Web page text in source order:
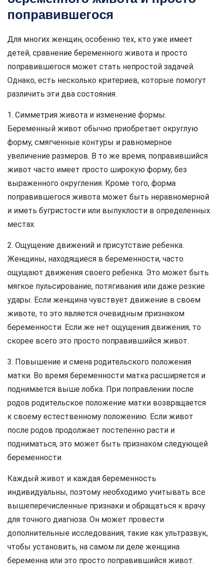
поправившегося
Для многих женщин, особенно тех, кто уже имеет
детей, сравнение беременного живота и просто
поправившегося может стать непростой задачей.
Однако, есть несколько критериев, которые помогут
различить эти два состояния.
1. Симметрия живота и изменение формы.
Беременный живот обычно приобретает округлую
форму, смягченные контуры и равномерное
увеличение размеров. В то же время, поправившийся
живот часто имеет просто широкую форму, без
выраженного округления. Кроме того, форма
поправившегося живота может быть неравномерной
и иметь бугристости или выпуклости в определенных
местах.
2. Ощущение движений и присутствие ребенка.
Женщины, находящиеся в беременности, часто
ощущают движения своего ребенка. Это может быть
мягкое пульсирование, потягивания или даже резкие
удары. Если женщина чувствует движение в своем
животе, то это является очевидным признаком
беременности. Если же нет ощущения движения, то
скорее всего это просто поправившийся живот.
3. Повышение и смена родительского положения
матки. Во время беременности матка расширяется и
поднимается выше лобка. При поправлении после
родов родительское положение матки возвращается
к своему естественному положению. Если живот
после родов продолжает постепенно расти и
подниматься, это может быть признаком следующей
беременности.
Каждый живот и каждая беременность
индивидуальны, поэтому необходимо учитывать все
вышеперечисленные признаки и обращаться к врачу
для точного диагноза. Он может провести
дополнительные исследования, такие как ультразвук,
чтобы установить, на самом ли деле женщина
беременна или это просто поправившийся живот.